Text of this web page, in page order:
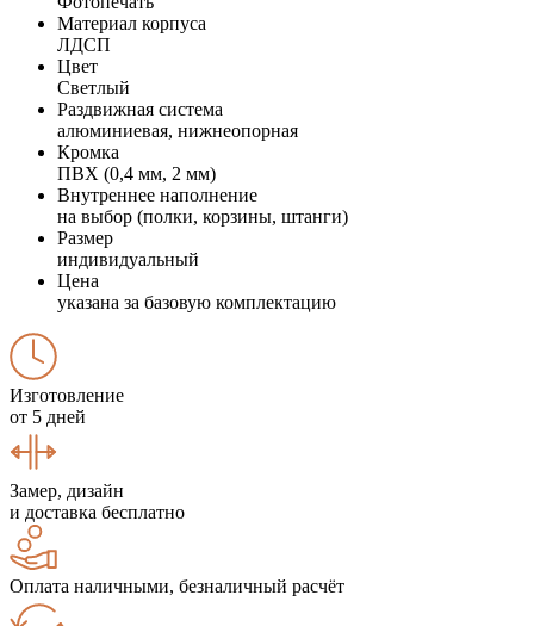
Материал корпуса
ЛДСП
Цвет
Светлый
Раздвижная система
алюминиевая, нижнеопорная
Кромка
ПВХ (0,4 мм, 2 мм)
Внутреннее наполнение
на выбор (полки, корзины, штанги)
Размер
индивидуальный
Цена
указана за базовую комплектацию
Изготовление
от 5 дней
Замер, дизайн
и доставка бесплатно
Оплата наличными, безналичный расчёт